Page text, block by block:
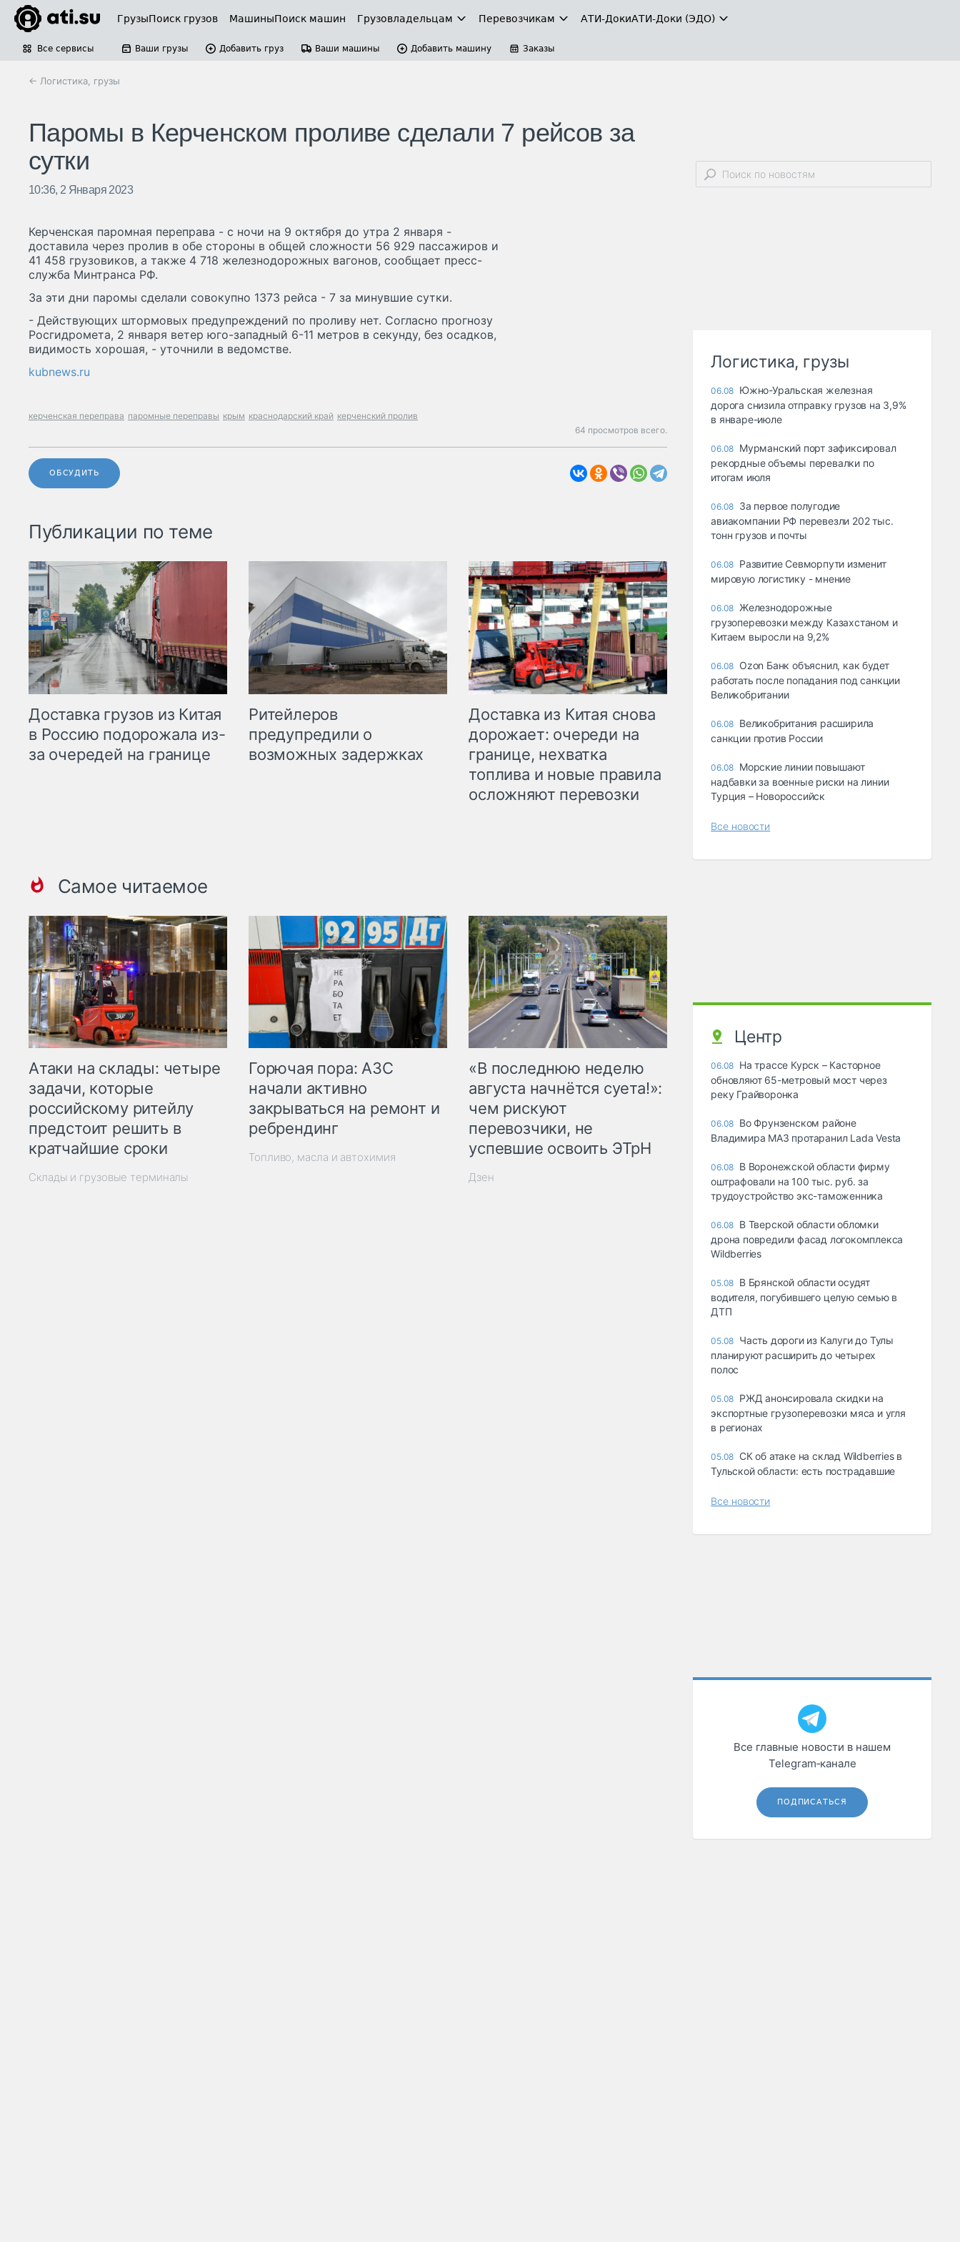
ГрузыПоиск грузов МашиныПоиск машин Грузовладельцам Перевозчикам АТИ-ДокиАТИ-Доки (ЭДО)
Все сервисы Ваши грузы Добавить груз Ваши машины Добавить машину Заказы
← Логистика, грузы
Паромы в Керченском проливе сделали 7 рейсов за
сутки
10:36, 2 Января 2023
Керченская паромная переправа - с ночи на 9 октября до утра 2 января -
доставила через пролив в обе стороны в общей сложности 56 929 пассажиров и
41 458 грузовиков, а также 4 718 железнодорожных вагонов, сообщает пресс-
служба Минтранса РФ.
За эти дни паромы сделали совокупно 1373 рейса - 7 за минувшие сутки.
- Действующих штормовых предупреждений по проливу нет. Согласно прогнозу
Росгидромета, 2 января ветер юго-западный 6-11 метров в секунду, без осадков,
видимость хорошая, - уточнили в ведомстве.
kubnews.ru
керченская переправа паромные переправы крым краснодарский край керченский пролив
64 просмотров всего.
ОБСУДИТЬ
Публикации по теме
Доставка грузов из Китая
в Россию подорожала из-
за очередей на границе
Ритейлеров
предупредили о
возможных задержках
Доставка из Китая снова
дорожает: очереди на
границе, нехватка
топлива и новые правила
осложняют перевозки
Самое читаемое
Атаки на склады: четыре
задачи, которые
российскому ритейлу
предстоит решить в
кратчайшие сроки
Склады и грузовые терминалы
Горючая пора: АЗС
начали активно
закрываться на ремонт и
ребрендинг
Топливо, масла и автохимия
«В последнюю неделю
августа начнётся суета!»:
чем рискуют
перевозчики, не
успевшие освоить ЭТрН
Дзен
Логистика, грузы
06.08 Южно-Уральская железная
дорога снизила отправку грузов на 3,9%
в январе-июле
06.08 Мурманский порт зафиксировал
рекордные объемы перевалки по
итогам июля
06.08 За первое полугодие
авиакомпании РФ перевезли 202 тыс.
тонн грузов и почты
06.08 Развитие Севморпути изменит
мировую логистику - мнение
06.08 Железнодорожные
грузоперевозки между Казахстаном и
Китаем выросли на 9,2%
06.08 Ozon Банк объяснил, как будет
работать после попадания под санкции
Великобритании
06.08 Великобритания расширила
санкции против России
06.08 Морские линии повышают
надбавки за военные риски на линии
Турция – Новороссийск
Все новости
Центр
06.08 На трассе Курск – Касторное
обновляют 65-метровый мост через
реку Грайворонка
06.08 Во Фрунзенском районе
Владимира МАЗ протаранил Lada Vesta
06.08 В Воронежской области фирму
оштрафовали на 100 тыс. руб. за
трудоустройство экс-таможенника
06.08 В Тверской области обломки
дрона повредили фасад логокомплекса
Wildberries
05.08 В Брянской области осудят
водителя, погубившего целую семью в
ДТП
05.08 Часть дороги из Калуги до Тулы
планируют расширить до четырех
полос
05.08 РЖД анонсировала скидки на
экспортные грузоперевозки мяса и угля
в регионах
05.08 СК об атаке на склад Wildberries в
Тульской области: есть пострадавшие
Все новости
Все главные новости в нашем
Telegram‑канале
ПОДПИСАТЬСЯ